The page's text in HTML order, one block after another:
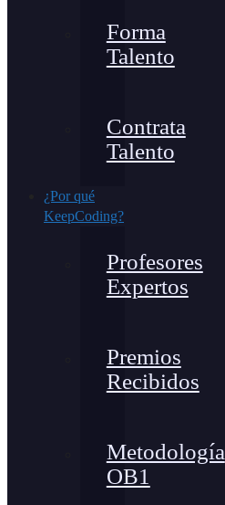
Forma
Talento
Contrata
Talento
¿Por qué
KeepCoding?
Profesores
Expertos
Premios
Recibidos
Metodología
OB1